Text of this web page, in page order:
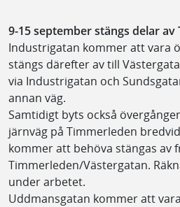
9-15 september stängs delar
Industrigatan kommer att vara
stängs därefter av till
via Industrigatan och
annan väg.
Samtidigt byts också
järnväg på Timmerleden
kommer att behöva stängas av
Timmerleden/Västergatan.
under arbetet.
Uddmansgatan kommer att